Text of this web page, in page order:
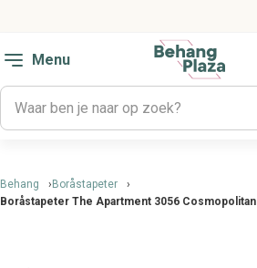
Menu
Behang
Boråstapeter
Boråstapeter The Apartment 3056 Cosmopolitan